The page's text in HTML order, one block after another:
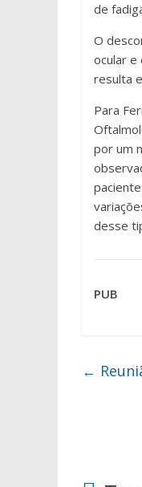
de
O
ocular
resulta
Para
por um
desse
PUB
←